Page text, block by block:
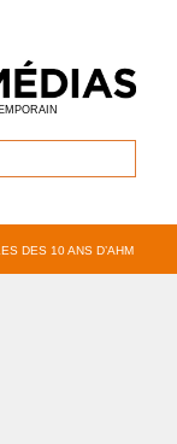
DES 10 ANS D’AHM